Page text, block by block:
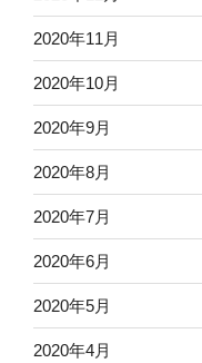
2020年11月
2020年10月
2020年9月
2020年8月
2020年7月
2020年6月
2020年5月
2020年4月